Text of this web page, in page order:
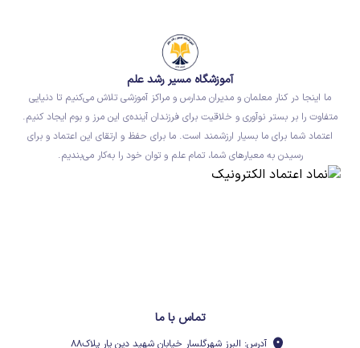
آموزشگاه مسیر رشد علم
ما اینجا در کنار معلمان و مدیران مدارس و مراکز آموزشی تلاش می‌کنیم تا دنیایی
متفاوت را بر بستر نوآوری و خلاقیت برای فرزندان آینده‌ی این مرز و بوم ایجاد کنیم.
اعتماد شما برای ما بسیار ارزشمند است. ما برای حفظ و ارتقای این اعتماد و برای
رسیدن به معیارهای شما، تمام علم و توان خود را به‌کار می‌بندیم.
تماس با ما
آدرس: البرز شهرگلسار خیابان شهید دین یار پلاک۸۸